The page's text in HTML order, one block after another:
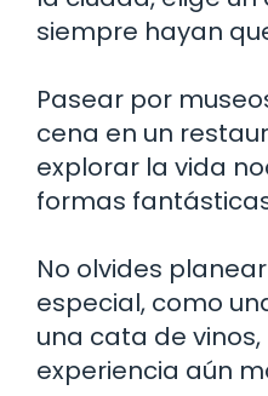
siempre hayan
Pasear por
cena en un
explorar la vida
formas
No olvides
especial, como
una cata de
experiencia aún